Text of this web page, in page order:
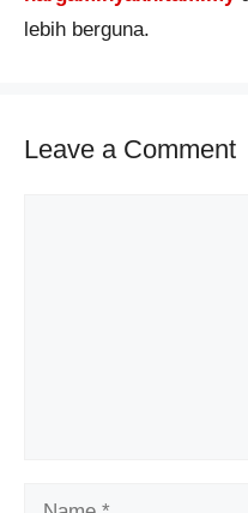
lebih berguna.
Leave a Comment
Name